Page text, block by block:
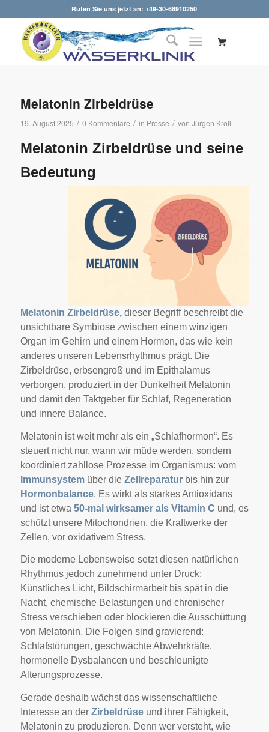
Rufen Sie uns jetzt an: +49-30-68910250
Melatonin Zirbeldrüse
19. August 2025 / 0 Kommentare / in Presse / von Jürgen Kroll
Melatonin Zirbeldrüse und seine
Bedeutung
Melatonin Zirbeldrüse, dieser Begriff beschreibt die
unsichtbare Symbiose zwischen einem winzigen
Organ im Gehirn und einem Hormon, das wie kein
anderes unseren Lebensrhythmus prägt. Die
Zirbeldrüse, erbsengroß und im Epithalamus
verborgen, produziert in der Dunkelheit Melatonin
und damit den Taktgeber für Schlaf, Regeneration
und innere Balance.
Melatonin ist weit mehr als ein „Schlafhormon“. Es
steuert nicht nur, wann wir müde werden, sondern
koordiniert zahllose Prozesse im Organismus: vom
Immunsystemüber die Zellreparaturbis hin zur
Hormonbalance. Es wirkt als starkes Antioxidans
und ist etwa 50-mal wirksamer als Vitamin C und, es
schützt unsere Mitochondrien, die Kraftwerke der
Zellen, vor oxidativem Stress.
Die moderne Lebensweise setzt diesen natürlichen
Rhythmus jedoch zunehmend unter Druck:
Künstliches Licht, Bildschirmarbeit bis spät in die
Nacht, chemische Belastungen und chronischer
Stress verschieben oder blockieren die Ausschüttung
von Melatonin. Die Folgen sind gravierend:
Schlafstörungen, geschwächte Abwehrkräfte,
hormonelle Dysbalancen und beschleunigte
Alterungsprozesse.
Gerade deshalb wächst das wissenschaftliche
Interesse an der Zirbeldrüseund ihrer Fähigkeit,
Melatonin zu produzieren. Denn wer versteht, wie